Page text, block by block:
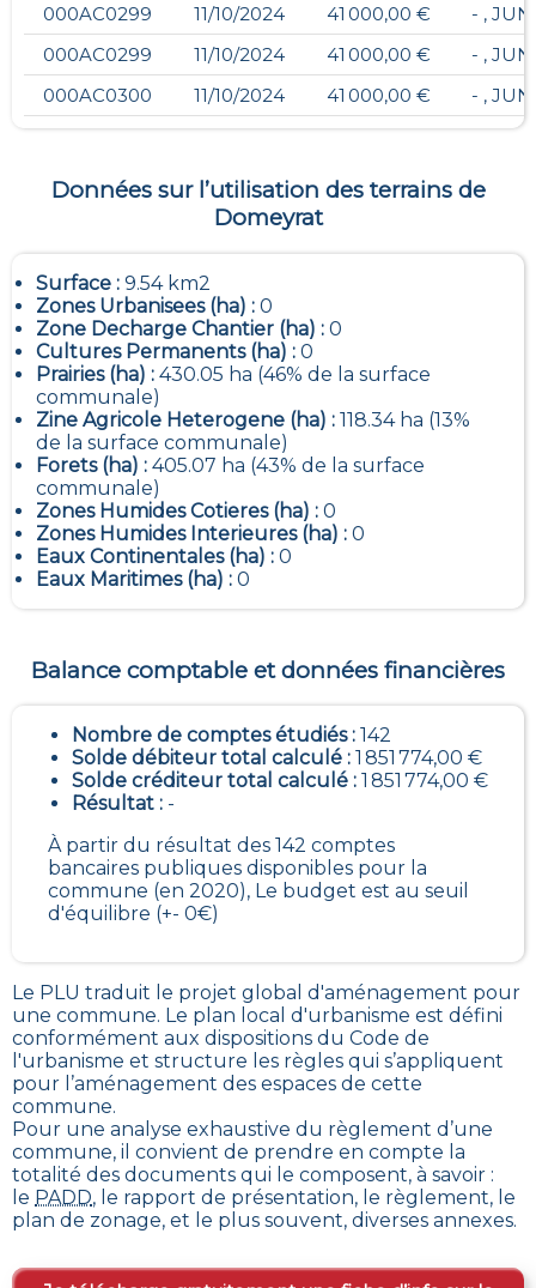
000AC0299
11/10/2024 41 000,00 €
- ,
000AC0299
11/10/2024 41 000,00 €
- ,
000AC0300
11/10/2024 41 000,00 € - ,
Données sur l’utilisation des terrains de
Domeyrat
Surface : 9.54 km2
Zones Urbanisees (ha) : 0
Zone Decharge Chantier (ha) : 0
Cultures Permanents (ha) : 0
Prairies (ha) : 430.05 ha (46% de la surface
communale)
Zine Agricole Heterogene (ha) : 118.34 ha (13%
de la surface communale)
Forets (ha) : 405.07 ha (43% de la surface
communale)
Zones Humides Cotieres (ha) : 0
Zones Humides Interieures (ha) : 0
Eaux Continentales (ha) : 0
Eaux Maritimes (ha) : 0
Balance comptable et données financières
Nombre de comptes étudiés : 142
Solde débiteur total calculé : 1 851 774,00 €
Solde créditeur total calculé : 1 851 774,00 €
Résultat : -
À partir du résultat des 142 comptes
bancaires publiques disponibles pour la
commune (en 2020), Le budget est au seuil
d'équilibre (+- 0€)
Le PLU traduit le projet global d'aménagement pour
une commune. Le plan local d'urbanisme est défini
conformément aux dispositions du Code de
l'urbanisme et structure les règles qui s’appliquent
pour l’aménagement des espaces de cette
commune.
Pour une analyse exhaustive du règlement d’une
commune, il convient de prendre en compte la
totalité des documents qui le composent, à savoir :
le PADD, le rapport de présentation, le règlement, le
plan de zonage, et le plus souvent, diverses annexes.